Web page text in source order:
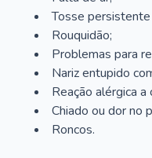
Tosse
Rouquidão;
Problemas para
Nariz entupido
Reação alérgica a
Chiado ou dor no
Roncos.